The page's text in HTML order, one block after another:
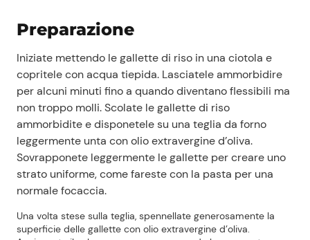
Preparazione
Iniziate mettendo le gallette di riso in una ciotola e
copritele con acqua tiepida. Lasciatele ammorbidire
per alcuni minuti fino a quando diventano flessibili ma
non troppo molli. Scolate le gallette di riso
ammorbidite e disponetele su una teglia da forno
leggermente unta con olio extravergine d’oliva.
Sovrapponete leggermente le gallette per creare uno
strato uniforme, come fareste con la pasta per una
normale focaccia.
Una volta stese sulla teglia, spennellate generosamente la
superficie delle gallette con olio extravergine d’oliva.